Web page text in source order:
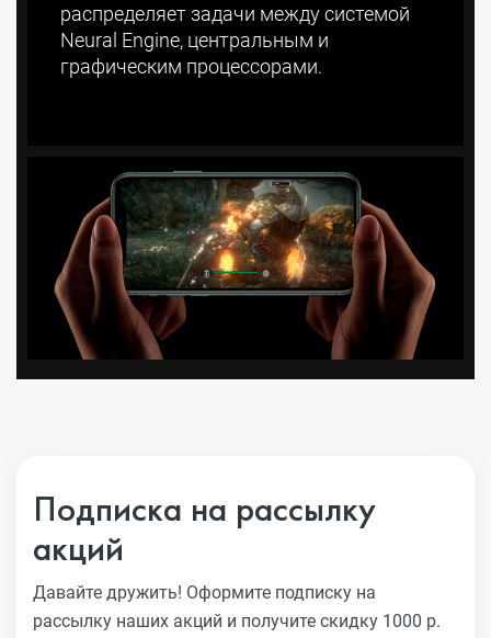
распределяет задачи между системой
Neural Engine, центральным и
графическим процессорами.
Подписка на рассылку
акций
Давайте дружить! Оформите подписку на
рассылку наших акций и получите скидку 1000 р.